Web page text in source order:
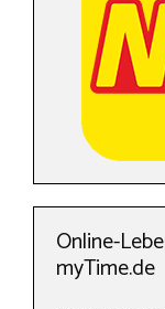
Online-
myTime.de